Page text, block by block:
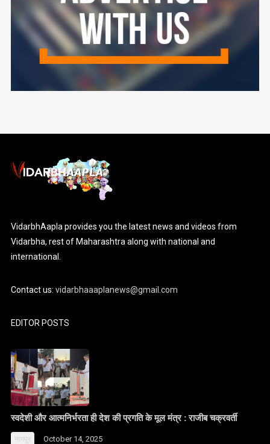
VidarbhAapla provides you the latest news and videos from
Vidarbha, rest of Maharashtra along with national and
international.
Contact us:vidarbhaaaplanews@gmail.com
EDITOR POSTS
स्वदेशी और आत्मनिर्भरता ही देश की प्रगति के मूल मंत्र : राजीब चक्रवर्ती
नागपुर October 14, 2025